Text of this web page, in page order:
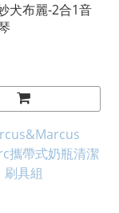
犬布麗-2合1音